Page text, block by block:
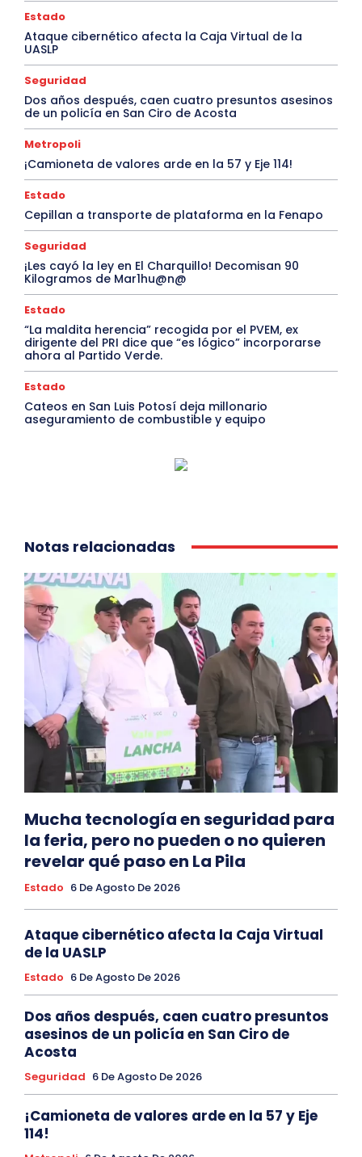
Estado
Ataque cibernético afecta la Caja Virtual de la
UASLP
Seguridad
Dos años después, caen cuatro presuntos asesinos
de un policía en San Ciro de Acosta
Metropoli
¡Camioneta de valores arde en la 57 y Eje 114!
Estado
Cepillan a transporte de plataforma en la Fenapo
Seguridad
¡Les cayó la ley en El Charquillo! Decomisan 90
Kilogramos de Mar1hu@n@
Estado
“La maldita herencia” recogida por el PVEM, ex
dirigente del PRI dice que “es lógico” incorporarse
ahora al Partido Verde.
Estado
Cateos en San Luis Potosí deja millonario
aseguramiento de combustible y equipo
Notas relacionadas
Mucha tecnología en seguridad para
la feria, pero no pueden o no quieren
revelar qué paso en La Pila
Estado 6 De Agosto De 2026
Ataque cibernético afecta la Caja Virtual
de la UASLP
Estado 6 De Agosto De 2026
Dos años después, caen cuatro presuntos
asesinos de un policía en San Ciro de
Acosta
Seguridad 6 De Agosto De 2026
¡Camioneta de valores arde en la 57 y Eje
114!